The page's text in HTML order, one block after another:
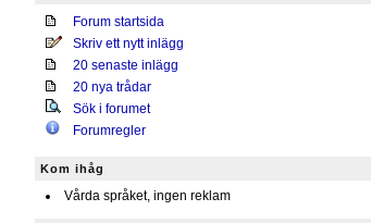
Forum startsida
Skriv ett nytt inlägg
20 senaste inlägg
20 nya trådar
Sök i forumet
Forumregler
Kom ihåg
Vårda språket, ingen reklam